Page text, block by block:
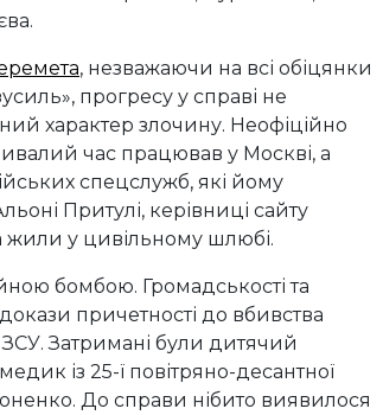
, незважаючи на всі обіцянки
прогресу у справі не
характер злочину. Неофіційно
час працював у Москві, а
спецслужб, які йому
Притулі, керівниці сайту
жили у цивільному шлюбі.
бомбою. Громадськості та
причетності до вбивства
ЗСУ. Затримані були дитячий
із 25-ї повітряно-десантної
До справи нібито виявилося